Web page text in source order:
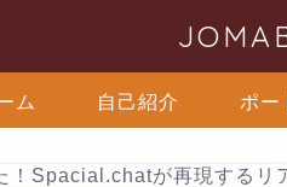
ム 自己紹介 ポー
！Spacial.chatが再現するリ